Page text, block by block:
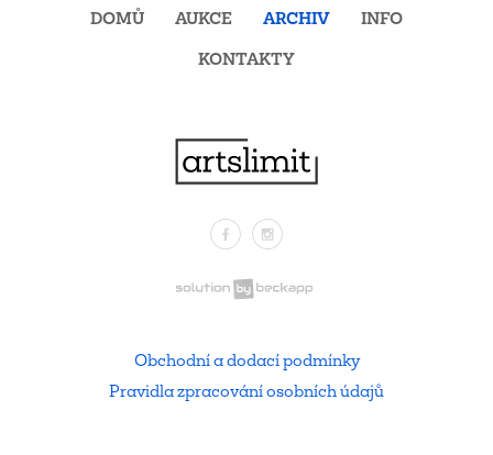
FacebookInstagram
DOMŮ AUKCE ARCHIV
INFO
KONTAKTY
Obchodní a dodací podmínky
Pravidla zpracování osobních údajů